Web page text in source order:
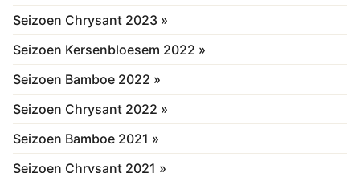
Seizoen Chrysant 2023 »
Seizoen Kersenbloesem 2022 »
Seizoen Bamboe 2022 »
Seizoen Chrysant 2022 »
Seizoen Bamboe 2021 »
Seizoen Chrysant 2021 »